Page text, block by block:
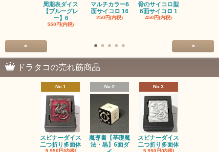
周期表ダイス
【ブルーグレ
ー】6
550円(内税)
マルチカラー6
面サイコロ 16
250円(内税)
骨のサイコロ型
6面サイコロ 1
450円(内税)
< >
ドラタコの売れ筋商品
No.1
スピナーダイス
二つ折り多面体
5,950円(内税)
No.2
魔導書【基礎魔
法・黒】6面ダ
No.3
スピナーダイス
二つ折り多面体
5,950円(内税)